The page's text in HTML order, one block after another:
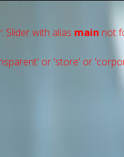
Slider with alias main not
or 'store' or